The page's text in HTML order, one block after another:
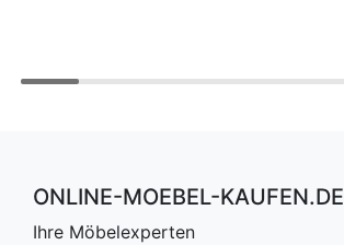
ONLINE-MOEBEL-KAUFEN.DE
Ihre Möbelexperten